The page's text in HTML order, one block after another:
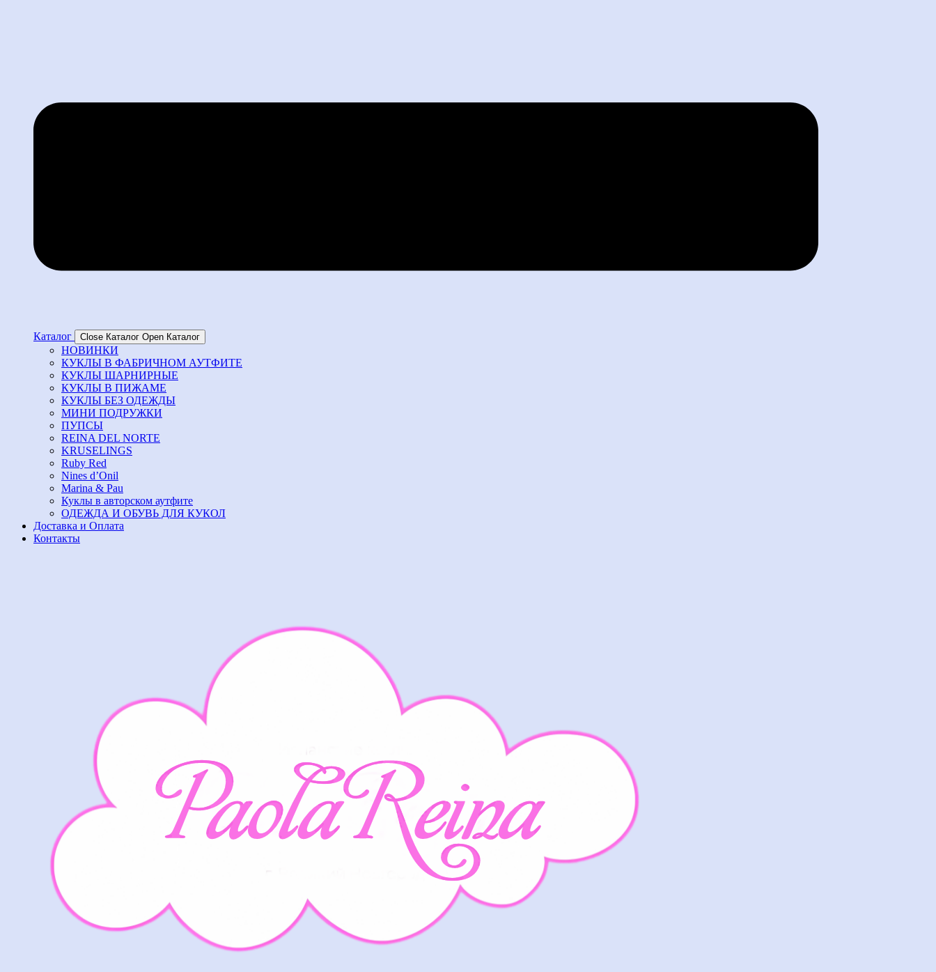
Каталог Close Каталог Open Каталог
НОВИНКИ
КУКЛЫ В ФАБРИЧНОМ АУТФИТЕ
КУКЛЫ ШАРНИРНЫЕ
КУКЛЫ В ПИЖАМЕ
КУКЛЫ БЕЗ ОДЕЖДЫ
МИНИ ПОДРУЖКИ
ПУПСЫ
REINA DEL NORTE
KRUSELINGS
Ruby Red
Nines d’Onil
Marina & Pau
Куклы в авторском аутфите
ОДЕЖДА И ОБУВЬ ДЛЯ КУКОЛ
Доставка и Оплата
Контакты